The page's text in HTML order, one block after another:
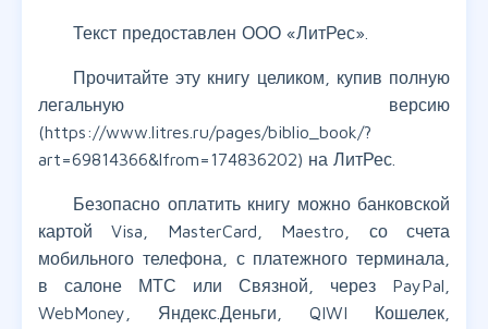
Текст предоставлен ООО «ЛитРес».
Прочитайте эту книгу целиком, купив полную
легальную версию
(https://www.litres.ru/pages/biblio_book/?
art=69814366&lfrom=174836202) на ЛитРес.
Безопасно оплатить книгу можно банковской
картой Visa, MasterCard, Maestro, со счета
мобильного телефона, с платежного терминала,
в салоне МТС или Связной, через PayPal,
WebMoney, Яндекс.Деньги, QIWI Кошелек,